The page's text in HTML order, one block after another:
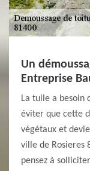
Un
Entreprise
La tuile a besoin
éviter que cette
végétaux et
ville de Rosieres
pensez à